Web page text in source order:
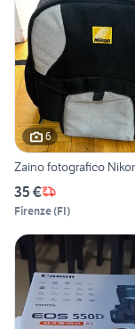
6
Zaino fotografico
35 €
Firenze(FI)